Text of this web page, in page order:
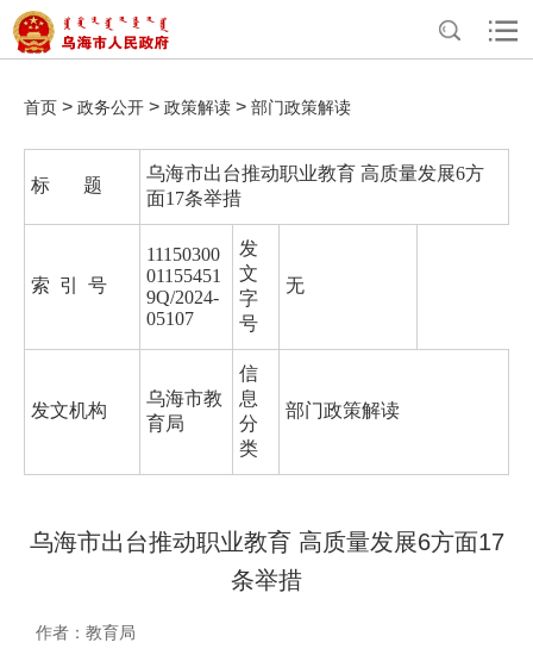
首页 > 政务公开 > 政策解读 > 部门政策解读
标 题
乌海市出台推动职业教育 高质量发展6方
面17条举措
索 引 号
11150300
01155451
9Q/2024-
05107
发
文
字
号
无
发文机构
乌海市教
育局
信
息
分
类
部门政策解读
乌海市出台推动职业教育 高质量发展6方面17
条举措
作者：教育局